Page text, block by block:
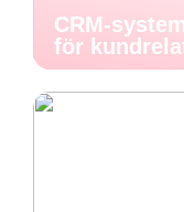
CRM-
för